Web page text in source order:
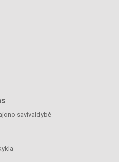
savivaldybė